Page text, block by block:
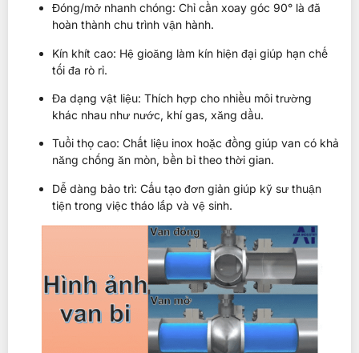
Đóng/mở nhanh chóng: Chỉ cần xoay góc 90° là đã
hoàn thành chu trình vận hành.
Kín khít cao: Hệ gioăng làm kín hiện đại giúp hạn chế
tối đa rò rỉ.
Đa dạng vật liệu: Thích hợp cho nhiều môi trường
khác nhau như nước, khí gas, xăng dầu.
Tuổi thọ cao: Chất liệu inox hoặc đồng giúp van có khả
năng chống ăn mòn, bền bỉ theo thời gian.
Dễ dàng bảo trì: Cấu tạo đơn giản giúp kỹ sư thuận
tiện trong việc tháo lắp và vệ sinh.